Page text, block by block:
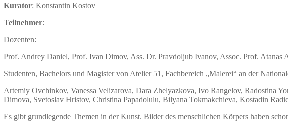
Kurator: Konstantin Kostov
Teilnehmer:
Dozenten:
Prof. Andrey Daniel, Prof. Ivan Dimov, Ass. Dr. Pravdoljub Ivanov, Assoc. Prof. Atanas
Studenten, Bachelors und Magister von Atelier 51, Fachbereich „Malerei“ an der
Artemiy Ovchinkov, Vanessa Velizarova, Dara Zhelyazkova, Ivo Rangelov, Radostina
Dimova, Svetoslav Hristov, Christina Papadolulu, Bilyana Tokmakchieva, Kostadin
Es gibt grundlegende Themen in der Kunst. Bilder des menschlichen Körpers haben